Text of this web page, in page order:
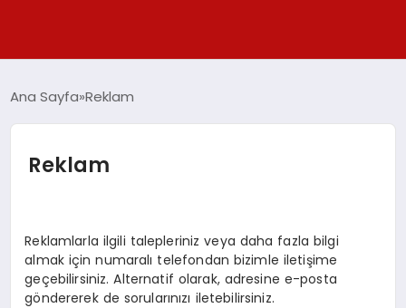
SPOR
YAŞAM
SAĞLIK
Ana Sayfa Reklam
Reklam
Reklamlarla ilgili talepleriniz veya daha fazla bilgi
almak için numaralı telefondan bizimle iletişime
geçebilirsiniz. Alternatif olarak, adresine e-posta
göndererek de sorularınızı iletebilirsiniz.